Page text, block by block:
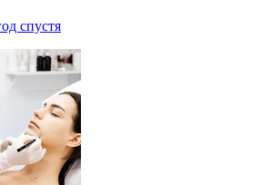
спустя